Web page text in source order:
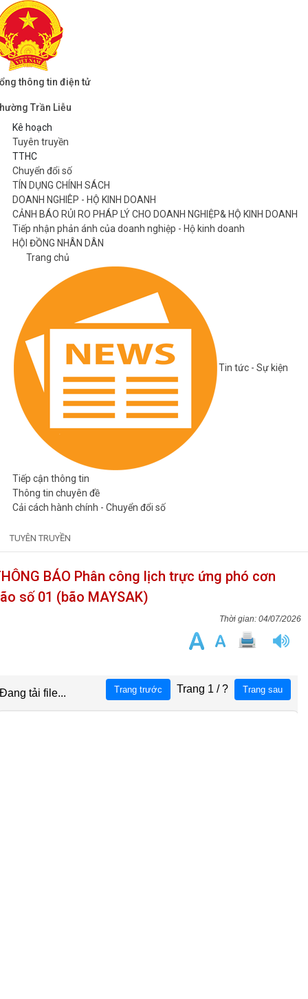
thông tin điện tử
Trần Liễu
Kê hoạch
Tuyên truyền
TTHC
Chuyển đổi số
TÍN DỤNG CHÍNH SÁCH
DOANH NGHIÊP - HỘ KINH DOANH
CẢNH BÁO RỦI RO PHÁP LÝ CHO DOANH NGHIỆP& HỘ KINH DOANH
Tiếp nhận phản ánh của doanh nghiệp - Hộ kinh doanh
HỘI ĐỒNG NHÂN DÂN
Trang chủ
Tin tức - Sự kiện
Tiếp cận thông tin
Thông tin chuyên đề
Cải cách hành chính - Chuyển đổi số
TUYÊN TRUYỀN
BÁO Phân công lịch trực ứng phó cơn
số 01 (bão MAYSAK)
04/07/2026